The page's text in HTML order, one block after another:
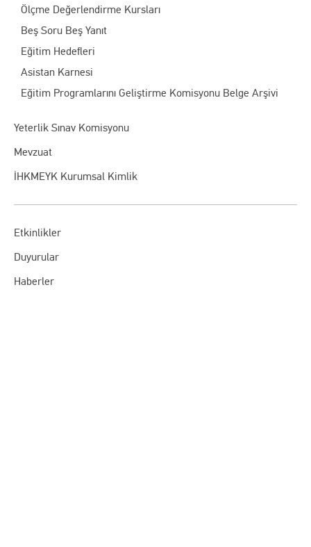
Ölçme Değerlendirme Kursları
Beş Soru Beş Yanıt
Eğitim Hedefleri
Asistan Karnesi
Eğitim Programlarını Geliştirme Komisyonu Belge Arşivi
Yeterlik Sınav Komisyonu
Mevzuat
İHKMEYK Kurumsal Kimlik
Etkinlikler
Duyurular
Haberler